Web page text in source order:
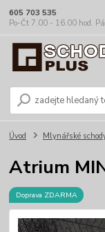
605 703 535
Po-Čt 7.00 - 16.00 hod.
Úvod Mlynářské
Atrium
Doprava ZDARMA